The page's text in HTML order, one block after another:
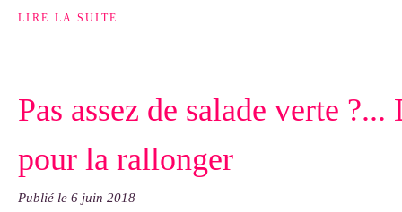
LIRE LA SUITE
Pas assez de salade verte ?...
pour la rallonger
Publié le 6 juin 2018